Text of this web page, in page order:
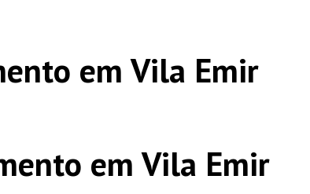
em Vila Emir
em Vila Emir